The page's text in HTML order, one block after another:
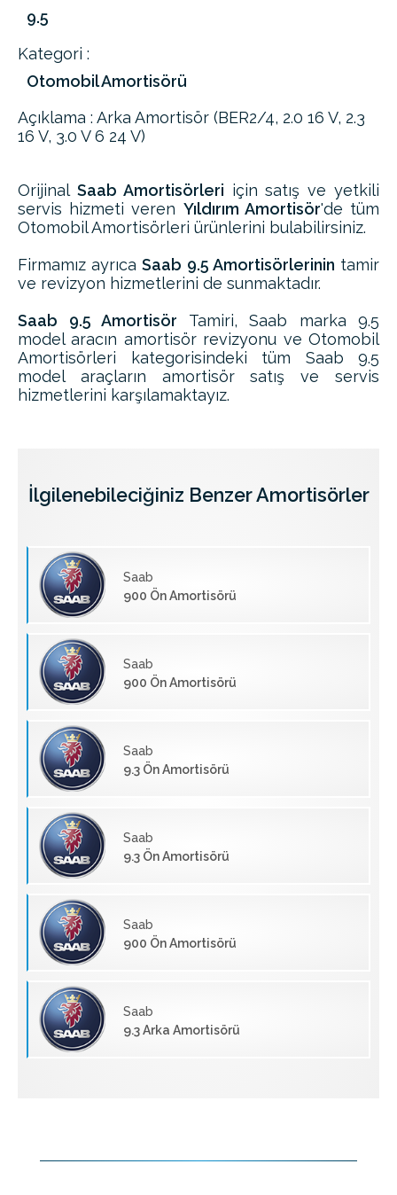
9.5
Kategori :
Otomobil Amortisörü
Açıklama : Arka Amortisör (BER2/4, 2.0 16 V, 2.3
16 V, 3.0 V 6 24 V)
Orijinal Saab Amortisörleri için satış ve yetkili
servis hizmeti veren Yıldırım Amortisör'de tüm
Otomobil Amortisörleri ürünlerini bulabilirsiniz.
Firmamız ayrıcaSaab 9.5 Amortisörlerinin tamir
ve revizyon hizmetlerini de sunmaktadır.
Saab 9.5 Amortisör Tamiri, Saab marka 9.5
model aracın amortisör revizyonu ve Otomobil
Amortisörleri kategorisindeki tüm Saab 9.5
model araçların amortisör satış ve servis
hizmetlerini karşılamaktayız.
İlgilenebileciğiniz Benzer Amortisörler
Saab
900 Ön Amortisörü
Saab
900 Ön Amortisörü
Saab
9.3 Ön Amortisörü
Saab
9.3 Ön Amortisörü
Saab
900 Ön Amortisörü
Saab
9.3 Arka Amortisörü